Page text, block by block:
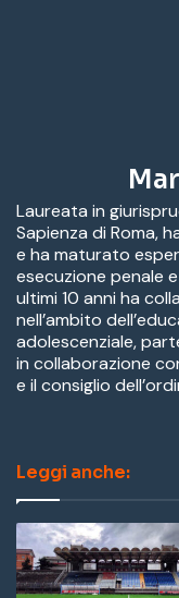
Laureata in
Sapienza di Roma,
e ha maturato
esecuzione penale
ultimi 10 anni ha
nell’ambito
adolescenziale,
in collaborazione
e il consiglio
Leggi anche: